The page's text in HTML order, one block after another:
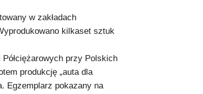
w zakładach
kilkaset sztuk
przy Polskich
produkcję „auta dla
Egzemplarz pokazany na